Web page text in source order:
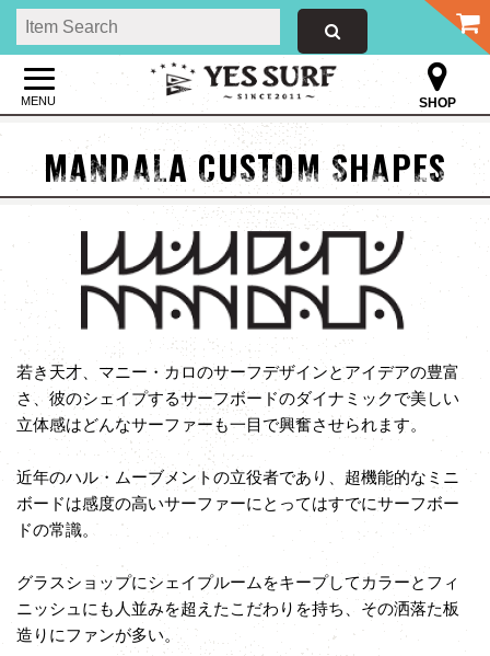
MENU SHOP
MANDALA CUSTOM SHAPES
若き天才、マニー・カロのサーフデザインとアイデアの豊富
さ、彼のシェイプするサーフボードのダイナミックで美しい
立体感はどんなサーファーも一目で興奮させられます。
近年のハル・ムーブメントの立役者であり、超機能的なミニ
ボードは感度の高いサーファーにとってはすでにサーフボー
ドの常識。
グラスショップにシェイプルームをキープしてカラーとフィ
ニッシュにも人並みを超えたこだわりを持ち、その洒落た板
造りにファンが多い。